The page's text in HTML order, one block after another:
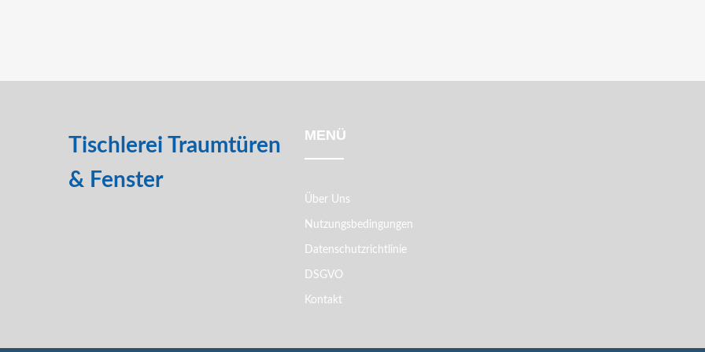
Tischlerei Traumtüren
& Fenster
MENÜ
Über Uns
Nutzungsbedingungen
Datenschutzrichtlinie
DSGVO
Kontakt